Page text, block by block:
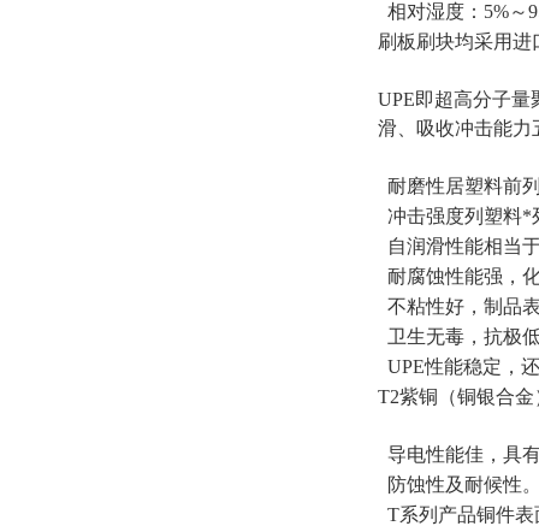
相对湿度：5%～
刷板刷块均采用进
UPE即超高分子
滑、吸收冲击能力
耐磨性居塑料前
冲击强度列塑料*
自润滑性能相当
耐腐蚀性能强，
不粘性好，制品
卫生无毒，抗极
UPE性能稳定，
T2紫铜（铜银合
导电性能佳，具
防蚀性及耐候性
T系列产品铜件